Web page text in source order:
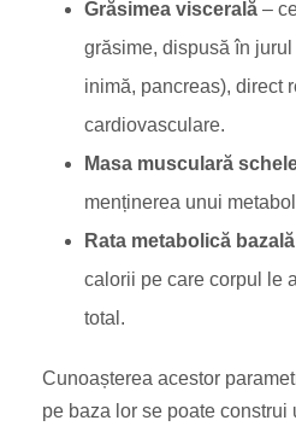
Grăsimea viscerală –
grăsime, dispusă în
inimă, pancreas), direct
cardiovasculare.
Masa musculară
menținerea unui
Rata metabolică
calorii pe care corpul le
total.
Cunoașterea acestor
pe baza lor se poate